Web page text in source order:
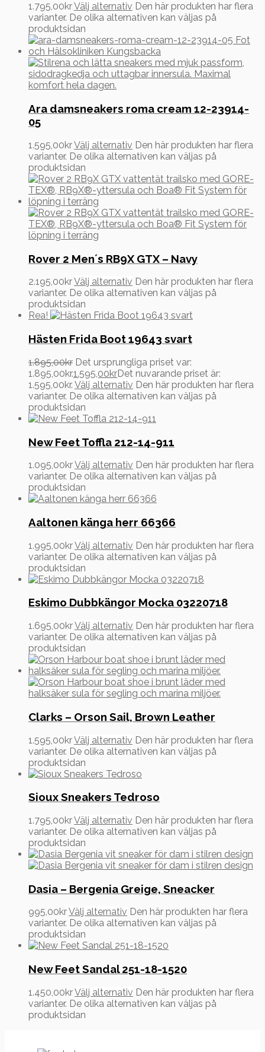
1.795,00krVälj alternativ Den här produkten har flera
varianter. De olika alternativen kan väljas på
produktsidan
Ara damsneakers roma cream 12-23914-
05
1.595,00krVälj alternativ Den här produkten har flera
varianter. De olika alternativen kan väljas på
produktsidan
Rover 2 Men´s RB9X GTX – Navy
2.195,00krVälj alternativ Den här produkten har flera
varianter. De olika alternativen kan väljas på
produktsidan
Rea!
Hästen Frida Boot 19643 svart
1.895,00kr Det ursprungliga priset var:
1.895,00kr.1.595,00krDet nuvarande priset är:
1.595,00kr. Välj alternativ Den här produkten har flera
varianter. De olika alternativen kan väljas på
produktsidan
New Feet Toffla 212-14-911
1.095,00krVälj alternativ Den här produkten har flera
varianter. De olika alternativen kan väljas på
produktsidan
Aaltonen känga herr 66366
1.995,00krVälj alternativ Den här produkten har flera
varianter. De olika alternativen kan väljas på
produktsidan
Eskimo Dubbkängor Mocka 03220718
1.695,00krVälj alternativ Den här produkten har flera
varianter. De olika alternativen kan väljas på
produktsidan
Clarks – Orson Sail, Brown Leather
1.595,00krVälj alternativ Den här produkten har flera
varianter. De olika alternativen kan väljas på
produktsidan
Sioux Sneakers Tedroso
1.795,00krVälj alternativ Den här produkten har flera
varianter. De olika alternativen kan väljas på
produktsidan
Dasia – Bergenia Greige, Sneacker
995,00krVälj alternativ Den här produkten har flera
varianter. De olika alternativen kan väljas på
produktsidan
New Feet Sandal 251-18-1520
1.450,00krVälj alternativ Den här produkten har flera
varianter. De olika alternativen kan väljas på
produktsidan